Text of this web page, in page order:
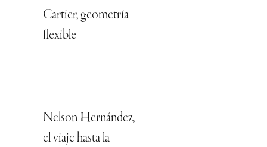
Cartier, geometría
flexible
Nelson Hernández,
el viaje hasta la